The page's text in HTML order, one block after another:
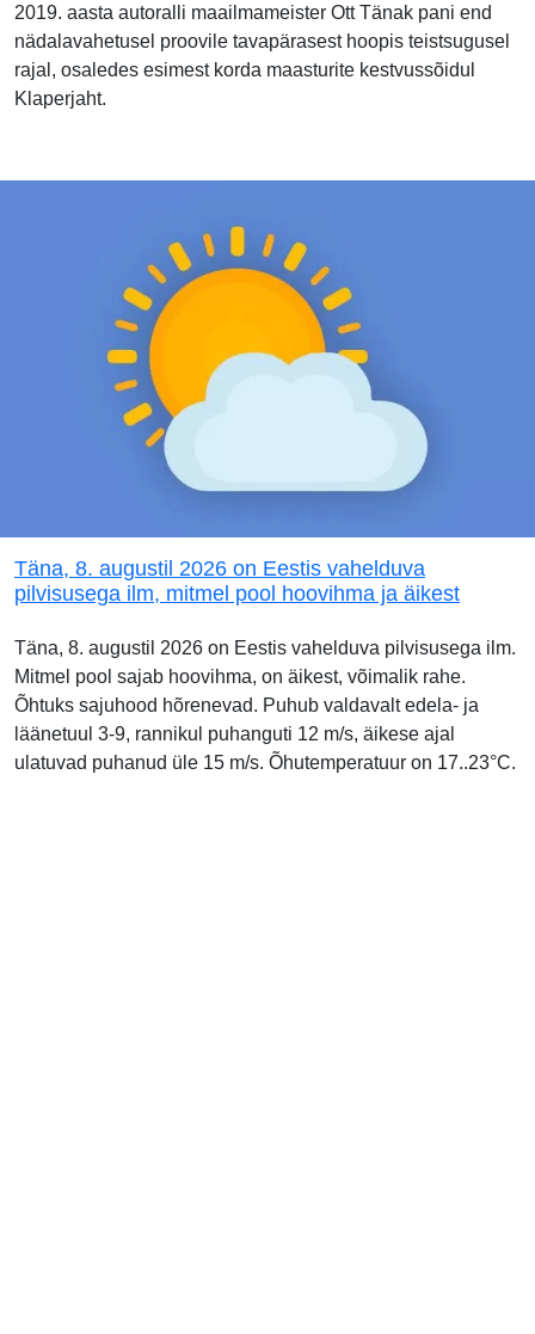
2019. aasta autoralli maailmameister Ott Tänak pani end
nädalavahetusel proovile tavapärasest hoopis teistsugusel
rajal, osaledes esimest korda maasturite kestvussõidul
Klaperjaht.
Täna, 8. augustil 2026 on Eestis vahelduva
pilvisusega ilm, mitmel pool hoovihma ja äikest
Täna, 8. augustil 2026 on Eestis vahelduva pilvisusega ilm.
Mitmel pool sajab hoovihma, on äikest, võimalik rahe.
Õhtuks sajuhood hõrenevad. Puhub valdavalt edela- ja
läänetuul 3-9, rannikul puhanguti 12 m/s, äikese ajal
ulatuvad puhanud üle 15 m/s. Õhutemperatuur on 17..23°C.